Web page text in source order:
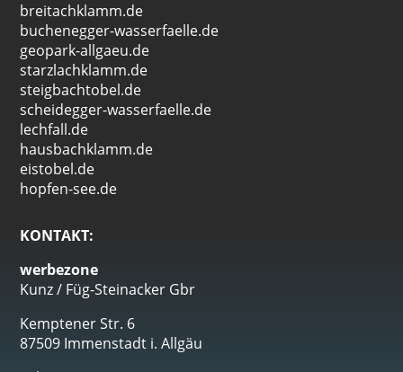
breitachklamm.de
buchenegger-wasserfaelle.de
geopark-allgaeu.de
starzlachklamm.de
steigbachtobel.de
scheidegger-wasserfaelle.de
lechfall.de
hausbachklamm.de
eistobel.de
hopfen-see.de
KONTAKT:
werbezone
Kunz / Füg-Steinacker Gbr
Kemptener Str. 6
87509 Immenstadt i. Allgäu